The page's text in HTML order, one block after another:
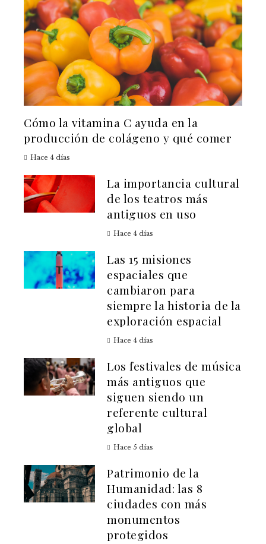
Cómo la vitamina C ayuda en la
producción de colágeno y qué comer
Hace 4 días
La importancia cultural
de los teatros más
antiguos en uso
Hace 4 días
Las 15 misiones
espaciales que
cambiaron para
siempre la historia de la
exploración espacial
Hace 4 días
Los festivales de música
más antiguos que
siguen siendo un
referente cultural
global
Hace 5 días
Patrimonio de la
Humanidad: las 8
ciudades con más
monumentos
protegidos